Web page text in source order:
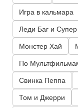
Игра в кальмара
Леди Баг и Супер
Монстер Хай
По
Свинка Пеппа
Том и Джерри